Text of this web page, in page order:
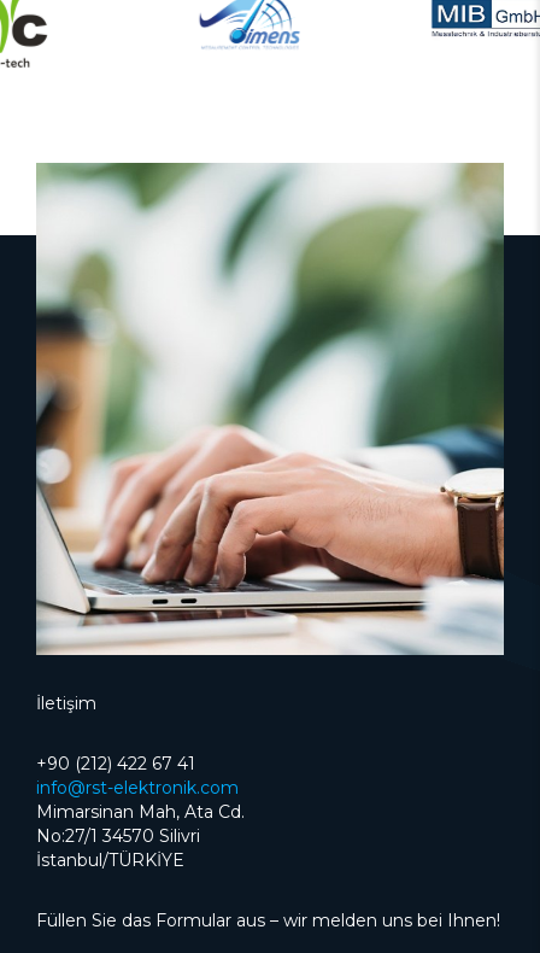
İletişim
+90 (212) 422 67 41
info@rst-elektronik.com
Mimarsinan Mah, Ata Cd.
No:27/1 34570 Silivri
İstanbul/TÜRKİYE
Füllen Sie das Formular aus – wir melden uns bei Ihnen!